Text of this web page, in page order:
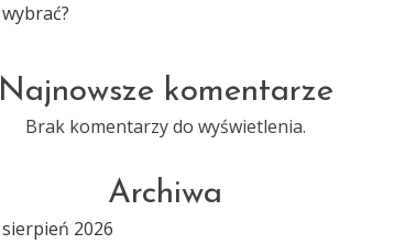
wybrać?
Najnowsze komentarze
Brak komentarzy do wyświetlenia.
Archiwa
sierpień 2026